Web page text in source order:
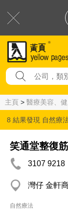
主頁 > 醫療美容、
8 結果發現 自然療
笑通堂整復
3107 9218
灣仔 金軒
自然療法